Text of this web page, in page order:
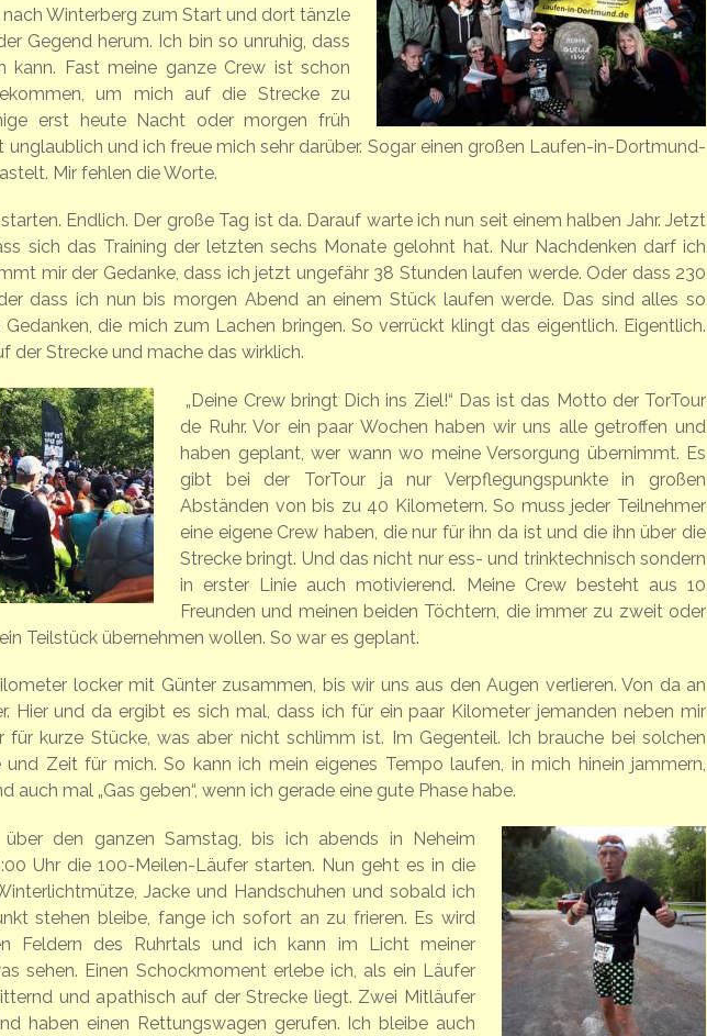
Winterberg zum Start und dort tänzle
Gegend herum. Ich bin so unruhig, dass
kann. Fast meine ganze Crew ist schon
um mich auf die Strecke zu
erst heute Nacht oder morgen früh
unglaublich und ich freue mich sehr darüber. Sogar einen großen Laufen-in-Dortmund-
Mir fehlen die Worte.
Endlich. Der große Tag ist da. Darauf warte ich nun seit einem halben Jahr. Jetzt
sich das Training der letzten sechs Monate gelohnt hat. Nur Nachdenken darf ich
mir der Gedanke, dass ich jetzt ungefähr 38 Stunden laufen werde. Oder dass 230
dass ich nun bis morgen Abend an einem Stück laufen werde. Das sind alles so
Gedanken, die mich zum Lachen bringen. So verrückt klingt das eigentlich. Eigentlich.
der Strecke und mache das wirklich.
„Deine Crew bringt Dich ins Ziel!“ Das ist das Motto der TorTour
de Ruhr. Vor ein paar Wochen haben wir uns alle getroffen und
haben geplant, wer wann wo meine Versorgung übernimmt. Es
gibt bei der TorTour ja nur Verpflegungspunkte in großen
Abständen von bis zu 40 Kilometern. So muss jeder Teilnehmer
eine eigene Crew haben, die nur für ihn da ist und die ihn über die
Strecke bringt. Und das nicht nur ess- und trinktechnisch sondern
in erster Linie auch motivierend. Meine Crew besteht aus 10
Freunden und meinen beiden Töchtern, die immer zu zweit oder
Teilstück übernehmen wollen. So war es geplant.
locker mit Günter zusammen, bis wir uns aus den Augen verlieren. Von da an
Hier und da ergibt es sich mal, dass ich für ein paar Kilometer jemanden neben mir
für kurze Stücke, was aber nicht schlimm ist. Im Gegenteil. Ich brauche bei solchen
und Zeit für mich. So kann ich mein eigenes Tempo laufen, in mich hinein jammern,
auch mal „Gas geben“, wenn ich gerade eine gute Phase habe.
den ganzen Samstag, bis ich abends in Neheim
Uhr die 100-Meilen-Läufer starten. Nun geht es in die
Jacke und Handschuhen und sobald ich
stehen bleibe, fange ich sofort an zu frieren. Es wird
Feldern des Ruhrtals und ich kann im Licht meiner
sehen. Einen Schockmoment erlebe ich, als ein Läufer
und apathisch auf der Strecke liegt. Zwei Mitläufer
haben einen Rettungswagen gerufen. Ich bleibe auch